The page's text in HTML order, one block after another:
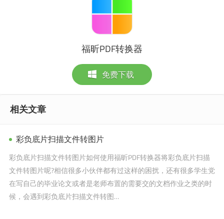
福昕PDF转换器
免费下载
相关文章
彩负底片扫描文件转图片
彩负底片扫描文件转图片如何使用福昕PDF转换器将彩负底片扫描
文件转图片呢?相信很多小伙伴都有过这样的困扰，还有很多学生党
在写自己的毕业论文或者是老师布置的需要交的文档作业之类的时
候，会遇到彩负底片扫描文件转图…